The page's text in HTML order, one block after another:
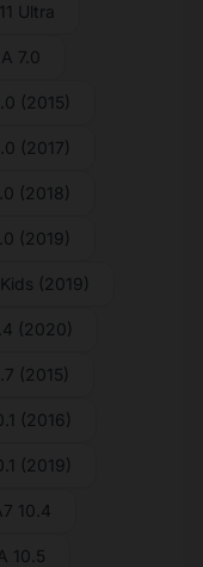
Ultra
7.0
(2015)
(2017)
(2018)
(2019)
(2019)
(2020)
(2015)
(2016)
(2019)
10.4
10.5